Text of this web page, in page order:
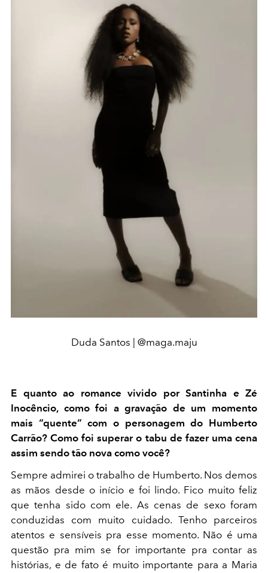
Duda Santos | @maga.maju
E quanto ao romance vivido por Santinha e Zé
Inocêncio, como foi a gravação de um momento
mais “quente” com o personagem do Humberto
Carrão? Como foi superar o tabu de fazer uma cena
assim sendo tão nova como você?
Sempre admirei o trabalho de Humberto. Nos demos
as mãos desde o início e foi lindo. Fico muito feliz
que tenha sido com ele. As cenas de sexo foram
conduzidas com muito cuidado. Tenho parceiros
atentos e sensíveis pra esse momento. Não é uma
questão pra mim se for importante pra contar as
histórias, e de fato é muito importante para a Maria